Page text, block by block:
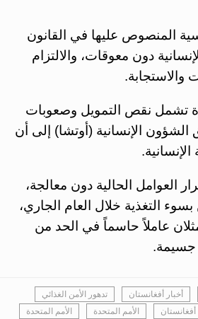
المنصوص عليها في القانون
دون معوقات، والالتزام
والاستجابة.
تشمل نقص التمويل وصعوبات
الإنسانية (أوتشا) إلى أن
العوامل الحالية دون معالجة،
بسوء التغذية خلال العام الجاري،
عاملاً حاسماً في الحد من
جسيمة.
أخبار أفغانستان
تدهور الأمن الغذائي
أفغانستان الأمم المتحدة اﻷمم المتحدة